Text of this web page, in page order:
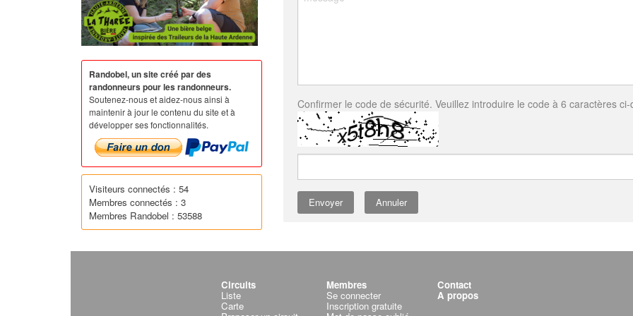
Confirmer le code de sécurité. Veuillez introduire le code à 6 caractères
Annuler
Randobel, un site créé par des
randonneurs pour les randonneurs.
Soutenez-nous et aidez-nous ainsi à
maintenir à jour le contenu du site et à
développer ses fonctionnalités.
Visiteurs connectés : 54
Membres connectés : 3
Membres Randobel : 53588
Circuits
Liste
Carte
Membres
Se connecter
Inscription gratuite
Contact
A propos